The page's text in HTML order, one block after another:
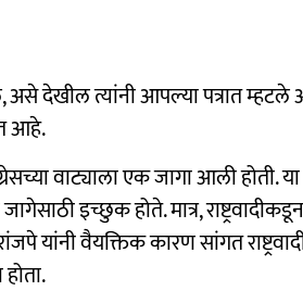
देखील त्यांनी आपल्या पत्रात म्हटले
आहे.
वाट्याला एक जागा आली होती. या
इच्छुक होते. मात्र,
यांनी वैयक्तिक कारण सांगत